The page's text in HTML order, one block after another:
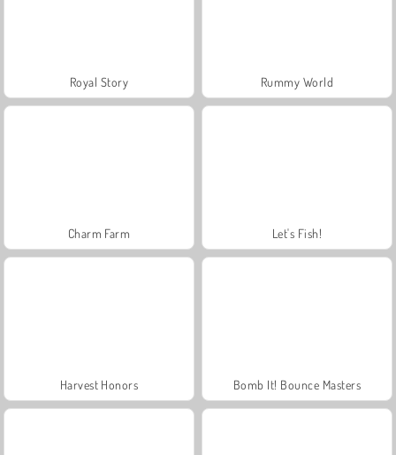
Royal Story Rummy World
Charm Farm Let's Fish!
Harvest Honors Bomb It! Bounce Masters